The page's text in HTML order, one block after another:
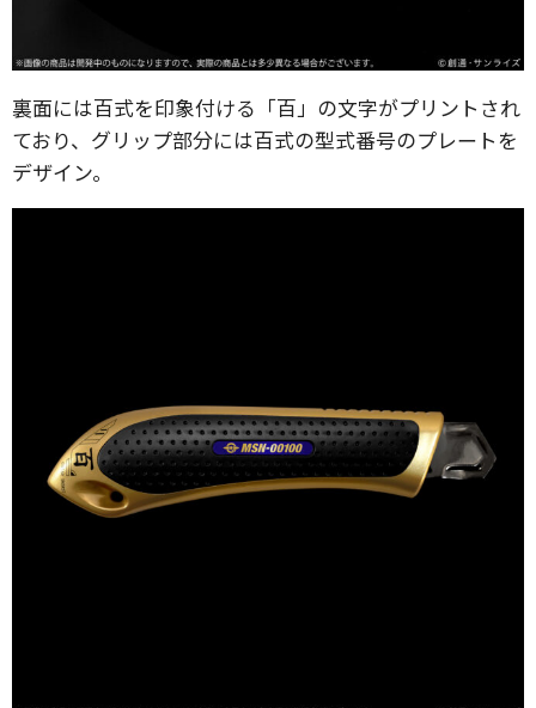
裏面には百式を印象付ける「百」の文字がプリントされ
ており、グリップ部分には百式の型式番号のプレートを
デザイン。